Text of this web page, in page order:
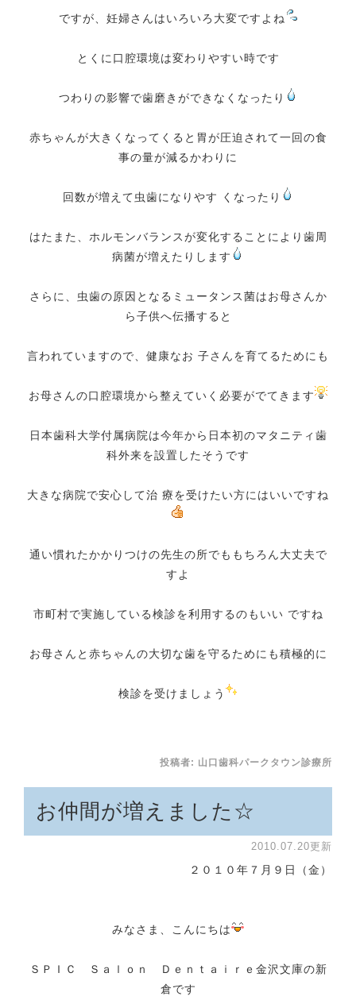
ですが、妊婦さんはいろいろ大変ですよね
とくに口腔環境は変わりやすい時です
つわりの影響で歯磨きができなくなったり
赤ちゃんが大きくなってくると胃が圧迫されて一回の食
事の量が減るかわりに
回数が増えて虫歯になりやす くなったり
はたまた、ホルモンバランスが変化することにより歯周
病菌が増えたりします
さらに、虫歯の原因となるミュータンス菌はお母さんか
ら子供へ伝播すると
言われていますので、健康なお 子さんを育てるためにも
お母さんの口腔環境から整えていく必要がでてきます
日本歯科大学付属病院は今年から日本初のマタニティ歯
科外来を設置したそうです
大きな病院で安心して治 療を受けたい方にはいいですね
通い慣れたかかりつけの先生の所でももちろん大丈夫で
すよ
市町村で実施している検診を利用するのもいい ですね
お母さんと赤ちゃんの大切な歯を守るためにも積極的に
検診を受けましょう
投稿者: 山口歯科パークタウン診療所
お仲間が増えました☆
2010.07.20更新
２０１０年７月９日（金）
みなさま、こんにちは
ＳＰＩＣ Ｓａｌｏｎ Ｄｅｎｔａｉｒｅ金沢文庫の新
倉です